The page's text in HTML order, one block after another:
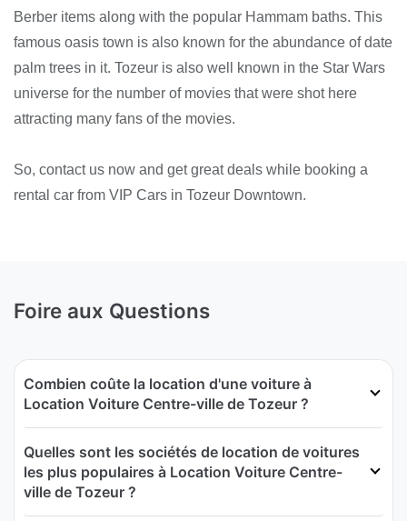
Berber items along with the popular Hammam baths. This
famous oasis town is also known for the abundance of date
palm trees in it. Tozeur is also well known in the Star Wars
universe for the number of movies that were shot here
attracting many fans of the movies.
So, contact us now and get great deals while booking a
rental car from VIP Cars in Tozeur Downtown.
Foire aux Questions
Combien coûte la location d'une voiture à
Location Voiture Centre-ville de Tozeur ?
Quelles sont les sociétés de location de voitures
les plus populaires à Location Voiture Centre-
ville de Tozeur ?